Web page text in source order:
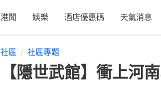
港聞 娛樂 酒店優惠碼 天氣消息
社區 社區專題
【隱世武館】衝上河